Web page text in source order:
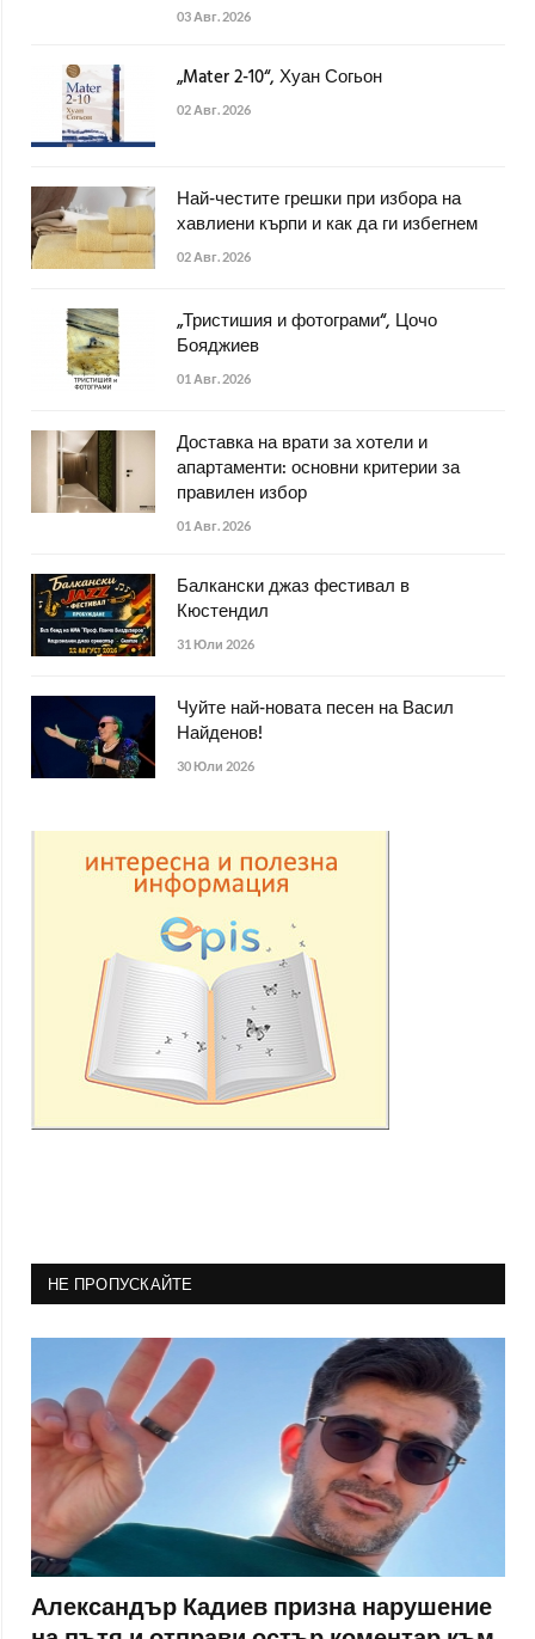
03 Авг. 2026
„Mater 2-10“, Хуан Согьон
02 Авг. 2026
Най-честите грешки при избора на
хавлиени кърпи и как да ги избегнем
02 Авг. 2026
„Тристишия и фотограми“, Цочо
Бояджиев
01 Авг. 2026
Доставка на врати за хотели и
апартаменти: основни критерии за
правилен избор
01 Авг. 2026
Балкански джаз фестивал в
Кюстендил
31 Юли 2026
Чуйте най-новата песен на Васил
Найденов!
30 Юли 2026
НЕ ПРОПУСКАЙТЕ
Александър Кадиев призна нарушение